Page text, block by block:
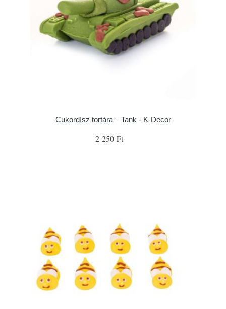
Cukordísz tortára – Tank - K-Decor
2 250 Ft